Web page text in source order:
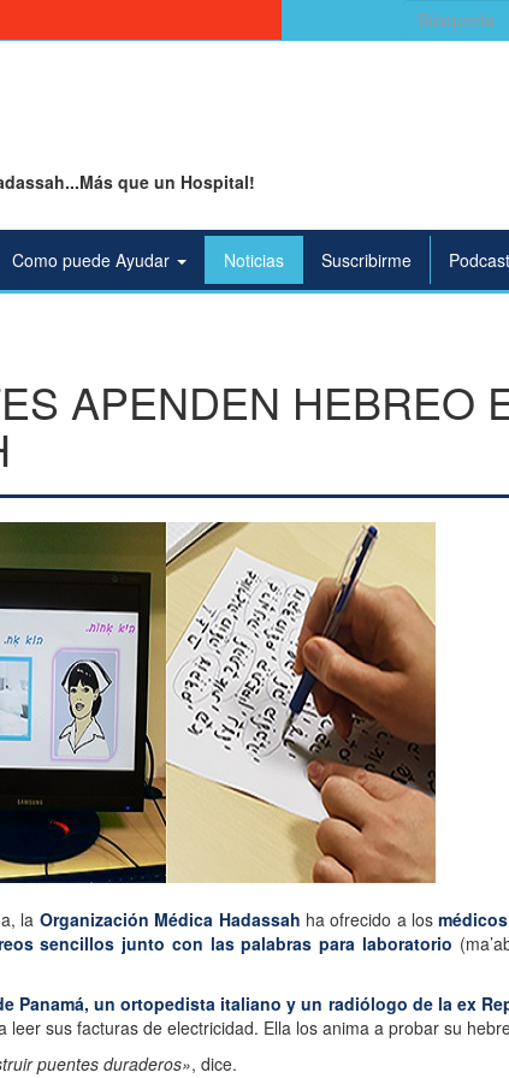
Buscar:
que un Hospital!
Como puede Ayudar Noticias Suscribirme
APENDEN HEBREO
la Organización Médica Hadassah ha ofrecido a los
sencillos junto con las palabras para laboratorio
Panamá, un ortopedista italiano y un radiólogo de la ex
leer sus facturas de electricidad. Ella los anima a probar su
puentes duraderos», dice.